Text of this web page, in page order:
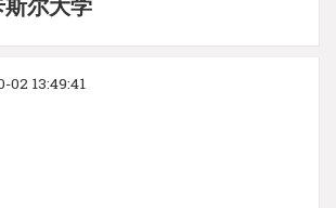
斯尔大学
02 13:49:41